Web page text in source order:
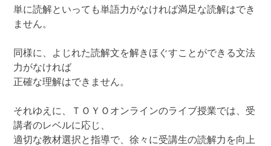
単に読解といっても単語力がなければ満足な読解はでき
ません。
同様に、よじれた読解文を解きほぐすことができる文法
力がなければ
正確な理解はできません。
それゆえに、ＴＯＹＯオンラインのライブ授業では、受
講者のレベルに応じ、
適切な教材選択と指導で、徐々に受講生の読解力を向上